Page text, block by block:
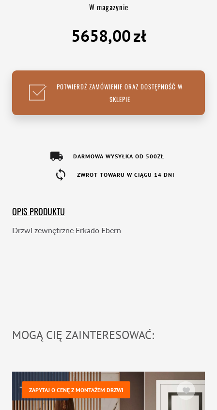
W magazynie
zł
5658,00
POTWIERDŹ ZAMÓWIENIE ORAZ DOSTĘPNOŚĆ W
SKLEPIE
DARMOWA WYSYŁKA OD 500ZŁ
ZWROT TOWARU W CIĄGU 14 DNI
OPIS PRODUKTU
Drzwi zewnętrzne Erkado Ebern
MOGĄ CIĘ ZAINTERESOWAĆ:
ZAPYTAJ O CENĘ Z MONTAŻEM DRZWI